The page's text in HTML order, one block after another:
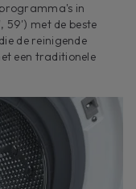
in
59') met de beste
de reinigende
een traditionele